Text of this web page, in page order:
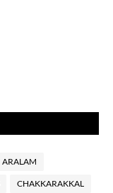
ARALAM
CHAKKARAKKAL